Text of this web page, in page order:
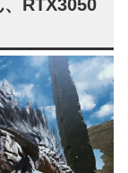
、RTX3050